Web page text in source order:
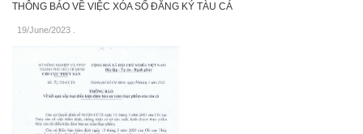
THÔNG BÁO VỀ VIỆC XÓA SỐ ĐĂNG KÝ TÀU CÁ
19/June/2023